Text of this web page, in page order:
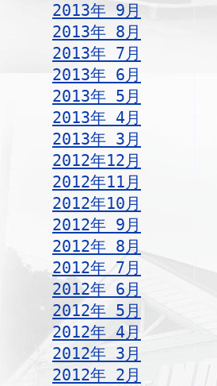
2013年 9月
2013年 8月
2013年 7月
2013年 6月
2013年 5月
2013年 4月
2013年 3月
2012年12月
2012年11月
2012年10月
2012年 9月
2012年 8月
2012年 7月
2012年 6月
2012年 5月
2012年 4月
2012年 3月
2012年 2月